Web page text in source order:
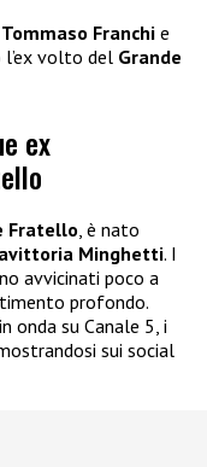
Tommaso Franchi e
l’ex volto del Grande
ex
Fratello , è nato
Minghetti. I
avvicinati poco a
profondo.
onda su Canale 5, i
sui social